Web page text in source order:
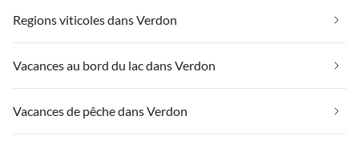
Regions viticoles dans Verdon
Vacances au bord du lac dans Verdon
Vacances de pêche dans Verdon